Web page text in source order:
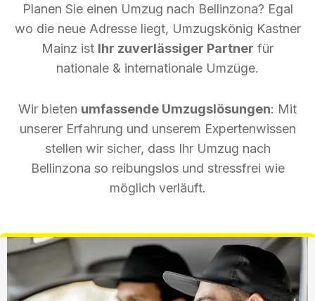
Planen Sie einen Umzug nach Bellinzona? Egal
wo die neue Adresse liegt, Umzugskönig Kastner
Mainz ist Ihr zuverlässiger Partner für
nationale & internationale Umzüge.
Wir bieten umfassende Umzugslösungen: Mit
unserer Erfahrung und unserem Expertenwissen
stellen wir sicher, dass Ihr Umzug nach
Bellinzona so reibungslos und stressfrei wie
möglich verläuft.